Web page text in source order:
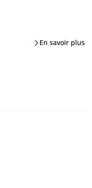
En savoir plus